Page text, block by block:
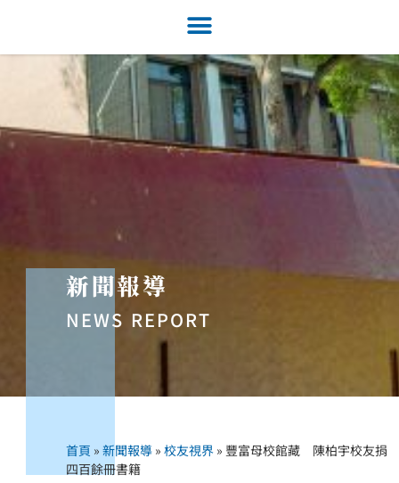
新聞報導
NEWS REPORT
首頁 »新聞報導 »校友視界 » 豐富母校館藏 陳柏宇校友捐
四百餘冊書籍